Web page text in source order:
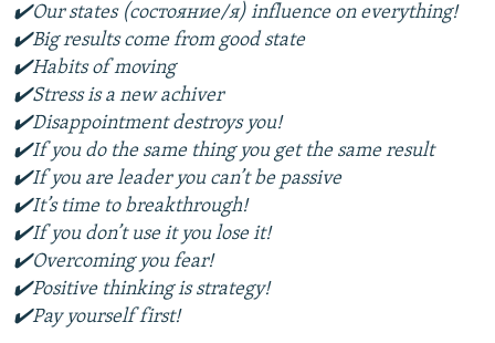
✔️Our states (состояние/я) influence on everything!
✔️Big results come from good state
✔️Habits of moving
✔️Stress is a new achiver
✔️Disappointment destroys you!
✔️If you do the same thing you get the same result
✔️If you are leader you can’t be passive
✔️It’s time to breakthrough!
✔️If you don’t use it you lose it!
✔️Overcoming you fear!
✔️Positive thinking is strategy!
✔️Pay yourself first!